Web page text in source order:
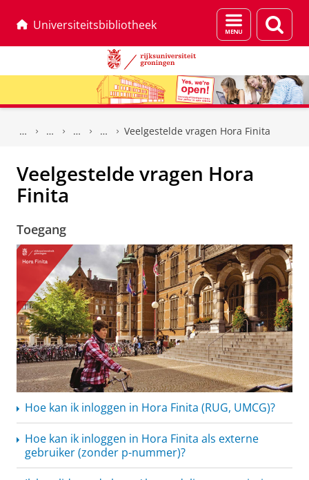
Universiteitsbibliotheek
Menu
en
Veelgestelde vragen Hora Finita
Veelgestelde vragen Hora
Finita
Toegang
Hoe kan ik inloggen in Hora Finita (RUG, UMCG)?
Hoe kan ik inloggen in Hora Finita als externe
gebruiker (zonder p-nummer)?